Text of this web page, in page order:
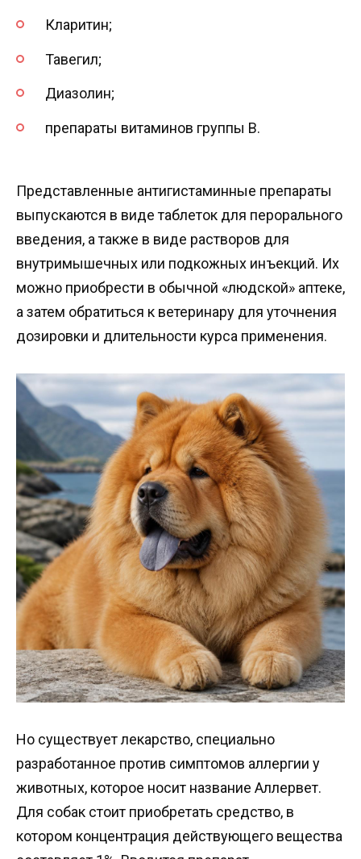
Кларитин;
Тавегил;
Диазолин;
препараты витаминов группы B.
Представленные антигистаминные препараты
выпускаются в виде таблеток для перорального
введения, а также в виде растворов для
внутримышечных или подкожных инъекций. Их
можно приобрести в обычной «людской» аптеке,
а затем обратиться к ветеринару для уточнения
дозировки и длительности курса применения.
Но существует лекарство, специально
разработанное против симптомов аллергии у
животных, которое носит название Аллервет.
Для собак стоит приобретать средство, в
котором концентрация действующего вещества